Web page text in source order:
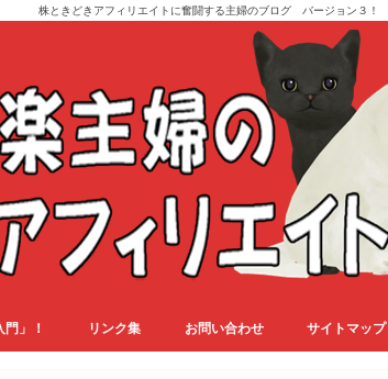
株ときどきアフィリエイトに奮闘する主婦のブログ バージョン３！
」！ リンク集 お問い合わせ サイトマップ